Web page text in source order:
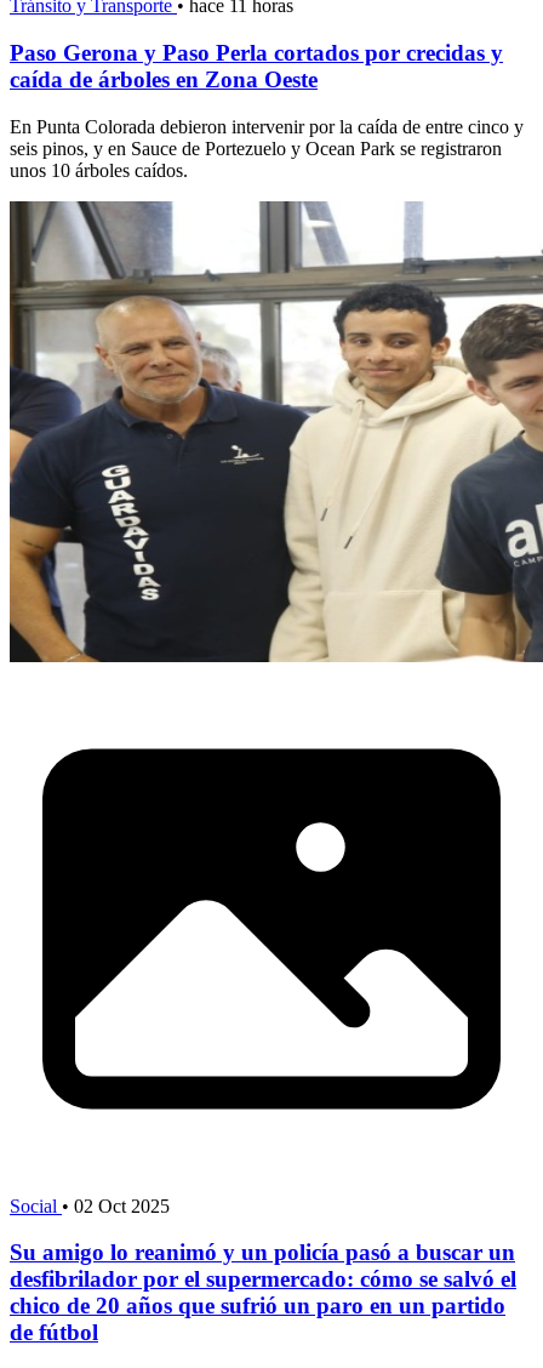
Tránsito y Transporte • hace 11 horas
Paso Gerona y Paso Perla cortados por crecidas y
caída de árboles en Zona Oeste
En Punta Colorada debieron intervenir por la caída de entre cinco y
seis pinos, y en Sauce de Portezuelo y Ocean Park se registraron
unos 10 árboles caídos.
Social • 02 Oct 2025
Su amigo lo reanimó y un policía pasó a buscar un
desfibrilador por el supermercado: cómo se salvó el
chico de 20 años que sufrió un paro en un partido
de fútbol